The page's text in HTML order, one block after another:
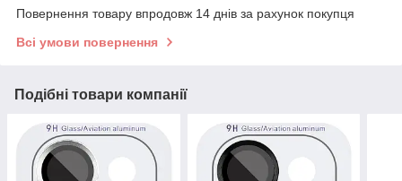
Повернення товару впродовж 14 днів за рахунок покупця
Всі умови повернення
Подібні товари компанії